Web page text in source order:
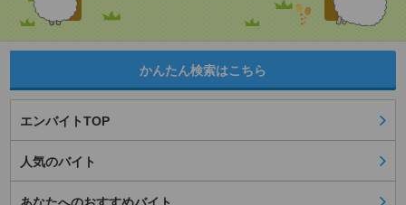
かんたん検索はこちら
エンバイトTOP
人気のバイト